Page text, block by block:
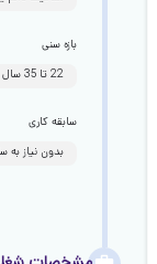
بازه سنی
22 تا 35 سال
سابقه کاری
بدون نیاز به